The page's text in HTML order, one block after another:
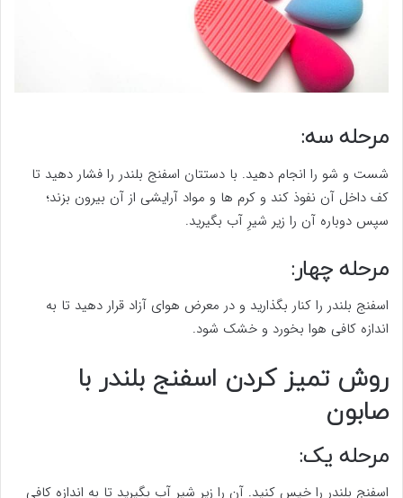
مرحله سه:
شست و شو را انجام دهید. با دستتان اسفنج بلندر را فشار دهید تا
کف داخل آن نفوذ کند و کرم ها و مواد آرایشی از آن بیرون بزند؛
سپس دوباره آن را زیر شیرِ آب بگیرید.
مرحله چهار:
اسفنج بلندر را کنار بگذارید و در معرض هوای آزاد قرار دهید تا به
اندازه کافی هوا بخورد و خشک شود.
روش تمیز کردن اسفنج بلندر با
صابون
مرحله یک:
اسفنج بلندر را خیس کنید. آن را زیر شیر آب بگیرید تا به اندازه کافی